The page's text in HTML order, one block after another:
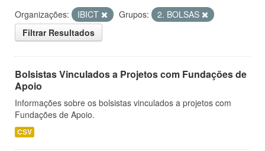
Organizações: IBICT Grupos:
2. BOLSAS
Filtrar Resultados
Bolsistas Vinculados a Projetos com Fundações de
Apoio
Informações sobre os bolsistas vinculados a projetos com
Fundações de Apoio.
CSV